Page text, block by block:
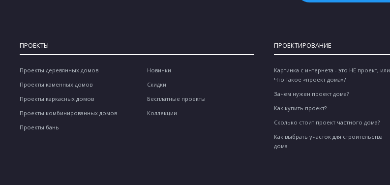
ПРОЕКТЫ
Проекты деревянных домов
Проекты каменных домов
Проекты каркасных домов
Проекты комбинированных домов
Проекты бань
Новинки
Скидки
Бесплатные проекты
Коллекции
ПРОЕКТИРОВАНИЕ
Картинка с интернета - это НЕ проект, или
Что такое «проект дома»?
Зачем нужен проект дома?
Как купить проект?
Сколько стоит проект частного дома?
Как выбрать участок для строительства
дома